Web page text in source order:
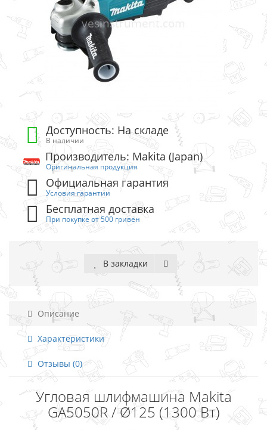
Доступность: На складе
В наличии
Производитель: Makita (Japan)
Оригинальная продукция
Официальная гарантия
Условия гарантии
Бесплатная доставка
При покупке от 500 гривен
В закладки
Описание
Характеристики
Отзывы (0)
Угловая шлифмашина Makita
GA5050R / Ø125 (1300 Вт)